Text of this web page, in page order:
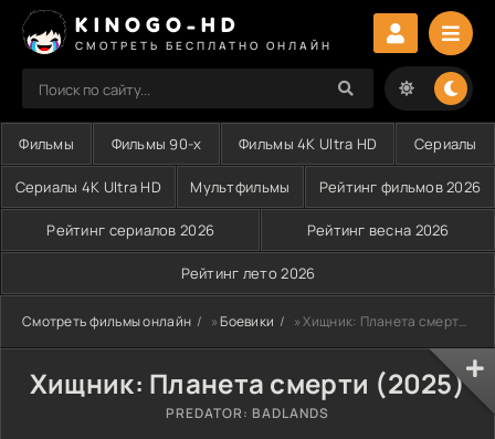
KINOGO-HD
СМОТРЕТЬ БЕСПЛАТНО ОНЛАЙН
Фильмы Фильмы 90-х Фильмы 4K Ultra HD Сериалы
Сериалы 4K Ultra HD Мультфильмы Рейтинг фильмов 2026
Рейтинг сериалов 2026 Рейтинг весна 2026
Рейтинг лето 2026
Смотреть фильмы онлайн »Боевики » Хищник: Планета смерти (2025)
Хищник: Планета смерти (2025)
PREDATOR: BADLANDS